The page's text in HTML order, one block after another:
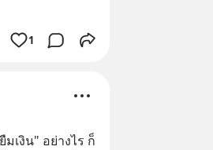
1
เงิน" อย่างไร ก็